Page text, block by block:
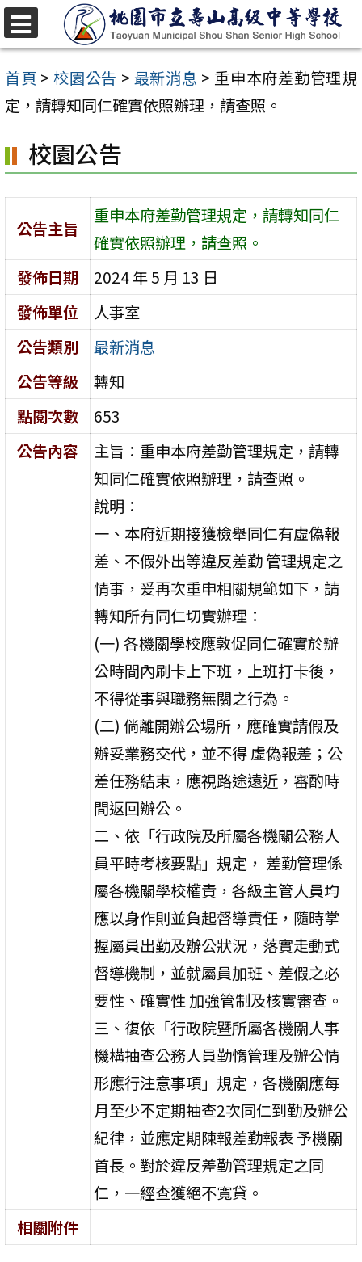
跳
至
主
要
容
區
首頁 > 校園公告 > 最新消息 > 重申本府差勤管理規
定，請轉知同仁確實依照辦理，請查照。
校園公告
公告主旨
重申本府差勤管理規定，請轉知同仁
確實依照辦理，請查照。
發佈日期
2024 年 5 月 13 日
發佈單位
人事室
公告類別
最新消息
公告等級
轉知
點閱次數
653
公告內容
主旨：重申本府差勤管理規定，請轉
知同仁確實依照辦理，請查照。
說明：
一、本府近期接獲檢舉同仁有虛偽報
差、不假外出等違反差勤 管理規定之
情事，爰再次重申相關規範如下，請
轉知所有同仁切實辦理：
(一) 各機關學校應敦促同仁確實於辦
公時間內刷卡上下班，上班打卡後，
不得從事與職務無關之行為。
(二) 倘離開辦公場所，應確實請假及
辦妥業務交代，並不得 虛偽報差；公
差任務結束，應視路途遠近，審酌時
間返回辦公。
二、依「行政院及所屬各機關公務人
員平時考核要點」規定， 差勤管理係
屬各機關學校權責，各級主管人員均
應以身作則並負起督導責任，隨時掌
握屬員出勤及辦公狀況，落實走動式
督導機制，並就屬員加班、差假之必
要性、確實性 加強管制及核實審查。
三、復依「行政院暨所屬各機關人事
機構抽查公務人員勤惰管理及辦公情
形應行注意事項」規定，各機關應每
月至少不定期抽查2次同仁到勤及辦公
紀律，並應定期陳報差勤報表 予機關
首長。對於違反差勤管理規定之同
仁，一經查獲絕不寬貸。
相關附件
選
單